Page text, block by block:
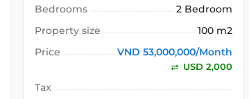
Bedrooms
2 Bedroom
Property size
100 m2
Price
VND 53,000,000/Month
USD 2,000
Tax